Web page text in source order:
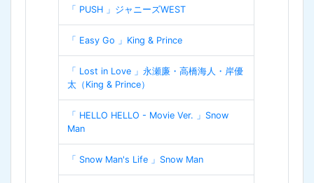
「 PUSH 」ジャニーズWEST
「 Easy Go 」King & Prince
「 Lost in Love 」永瀬廉・高橋海人・岸優
太（King & Prince）
「 HELLO HELLO - Movie Ver. 」Snow
Man
「 Snow Man's Life 」Snow Man